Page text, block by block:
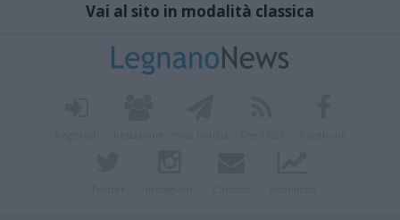
Vai al sito in modalità classica